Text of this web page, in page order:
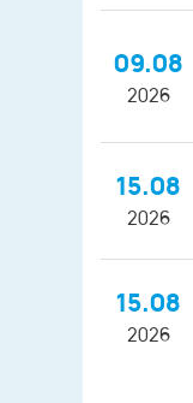
09.08
2026
15.08
2026
15.08
2026